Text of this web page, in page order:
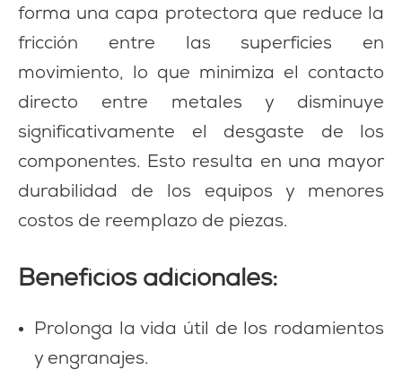
forma una capa protectora que reduce la
fricción entre las superficies en
movimiento, lo que minimiza el contacto
directo entre metales y disminuye
significativamente el desgaste de los
componentes. Esto resulta en una mayor
durabilidad de los equipos y menores
costos de reemplazo de piezas.
Beneficios adicionales:
Prolonga la vida útil de los rodamientos
y engranajes.